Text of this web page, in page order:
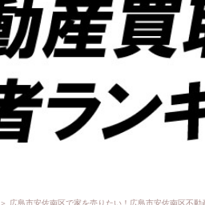
＞ 広島市安佐南区で家を売りたい！広島市安佐南区不動